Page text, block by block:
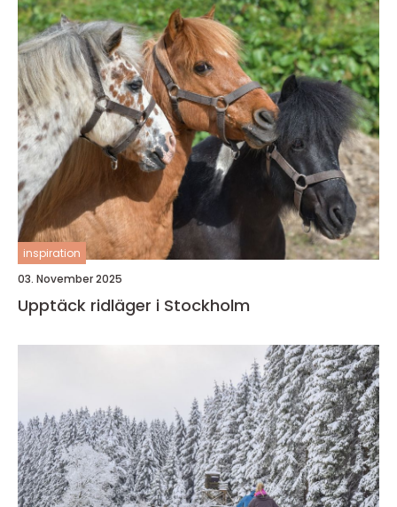
inspiration
03. November 2025
Upptäck ridläger i Stockholm